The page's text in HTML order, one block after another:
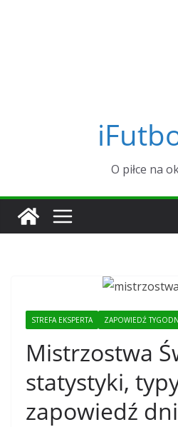
O piłce na
STREFA EKSPERTA ZAPOWIEDŹ
Mistrzostwa
statystyki,
zapowiedź